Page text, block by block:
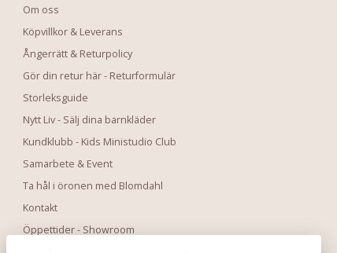
Om oss
Köpvillkor & Leverans
Ångerrätt & Returpolicy
Gör din retur här - Returformulär
Storleksguide
Nytt Liv - Sälj dina barnkläder
Kundklubb - Kids Ministudio Club
Samarbete & Event
Ta hål i öronen med Blomdahl
Kontakt
Öppettider - Showroom